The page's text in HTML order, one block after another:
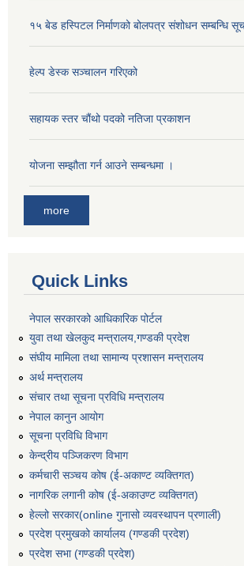
१५ बेड हस्पिटल निर्माणको बोलपत्र संशोधन सम्बन्धि
हेल्प डेस्क सञ्‍चालन गरिएको
सहायक स्तर चौंथो पदको नतिजा प्रकाशन
योजना सम्झौता गर्न आउने सम्बन्धमा ।
more
Quick Links
नेपाल सरकारको आधिकारिक पोर्टल
युवा तथा खेलकुद मन्त्रालय,गण्डकी प्रदेश
संघीय मामिला तथा सामान्य प्रशासन मन्त्रालय
अर्थ मन्त्रालय
संचार तथा सूचना प्रविधि मन्त्रालय
नेपाल कानुन आयोग
सूचना प्रविधि विभाग
केन्द्रीय पञ्जिकरण विभाग
कर्मचारी सञ्‍चय कोष (ई‍-अकाण्ट व्यक्तिगत)
नागरिक लगानी कोष (ई-अकाउण्ट व्यक्तिगत)
हेल्लो सरकार(online गुनासो व्यवस्थापन प्रणाली)
प्रदेश प्रमुखको कार्यालय (गण्डकी प्रदेश)
प्रदेश सभा (गण्डकी प्रदेश)